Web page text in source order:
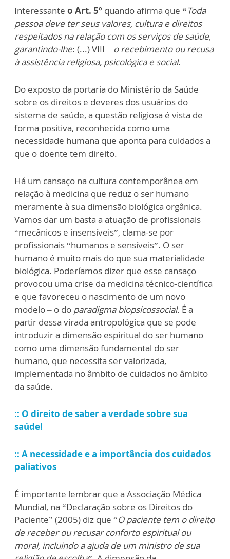
Interessante o Art. 5º quando afirma que “Toda
pessoa deve ter seus valores, cultura e direitos
respeitados na relação com os serviços de saúde,
garantindo-lhe: (...) VIII – o recebimento ou recusa
à assistência religiosa, psicológica e social.
Do exposto da portaria do Ministério da Saúde
sobre os direitos e deveres dos usuários do
sistema de saúde, a questão religiosa é vista de
forma positiva, reconhecida como uma
necessidade humana que aponta para cuidados a
que o doente tem direito.
Há um cansaço na cultura contemporânea em
relação à medicina que reduz o ser humano
meramente à sua dimensão biológica orgânica.
Vamos dar um basta a atuação de profissionais
“mecânicos e insensíveis”, clama-se por
profissionais “humanos e sensíveis”. O ser
humano é muito mais do que sua materialidade
biológica. Poderíamos dizer que esse cansaço
provocou uma crise da medicina técnico-científica
e que favoreceu o nascimento de um novo
modelo – o do paradigma biopsicossocial. É a
partir dessa virada antropológica que se pode
introduzir a dimensão espiritual do ser humano
como uma dimensão fundamental do ser
humano, que necessita ser valorizada,
implementada no âmbito de cuidados no âmbito
da saúde.
:: O direito de saber a verdade sobre sua
saúde!
:: A necessidade e a importância dos cuidados
paliativos
É importante lembrar que a Associação Médica
Mundial, na “Declaração sobre os Direitos do
Paciente” (2005) diz que “O paciente tem o direito
de receber ou recusar conforto espiritual ou
moral, incluindo a ajuda de um ministro de sua